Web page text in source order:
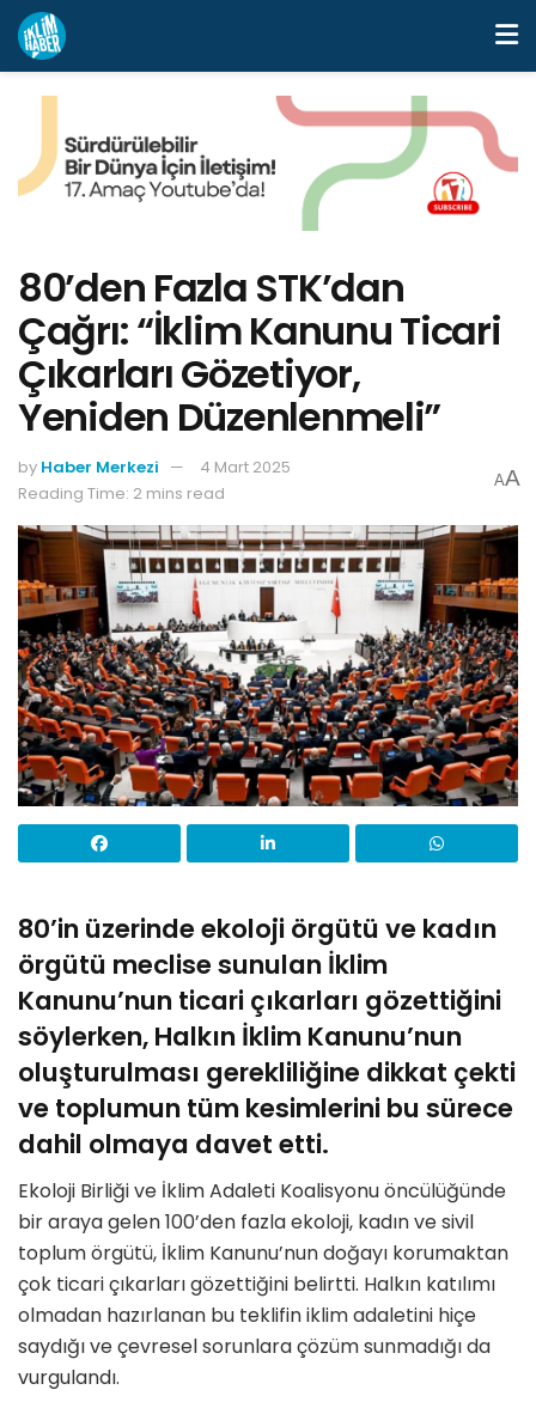
80’den Fazla STK’dan
Çağrı: “İklim Kanunu Ticari
Çıkarları Gözetiyor,
Yeniden Düzenlenmeli”
by Haber Merkezi
4 Mart 2025
Reading Time: 2 mins read
AA
80’in üzerinde ekoloji örgütü ve kadın
örgütü meclise sunulan İklim
Kanunu’nun ticari çıkarları gözettiğini
söylerken, Halkın İklim Kanunu’nun
oluşturulması gerekliliğine dikkat çekti
ve toplumun tüm kesimlerini bu sürece
dahil olmaya davet etti.
Ekoloji Birliği ve İklim Adaleti Koalisyonu öncülüğünde
bir araya gelen 100’den fazla ekoloji, kadın ve sivil
toplum örgütü, İklim Kanunu’nun doğayı korumaktan
çok ticari çıkarları gözettiğini belirtti. Halkın katılımı
olmadan hazırlanan bu teklifin iklim adaletini hiçe
saydığı ve çevresel sorunlara çözüm sunmadığı da
vurgulandı.